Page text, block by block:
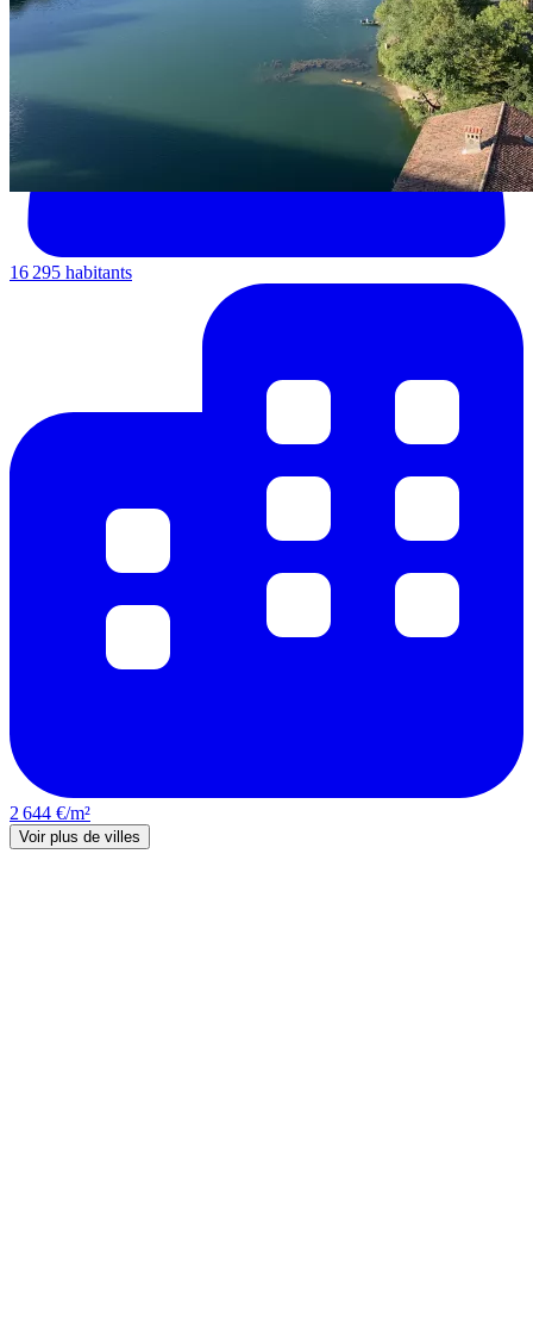
16 295 habitants
2 644 €/m²
Voir plus de villes